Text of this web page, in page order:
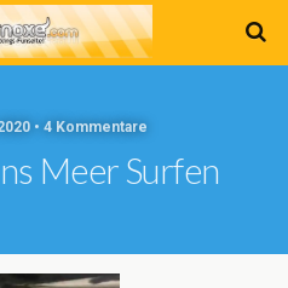
• 4 Kommentare
Meer Surfen